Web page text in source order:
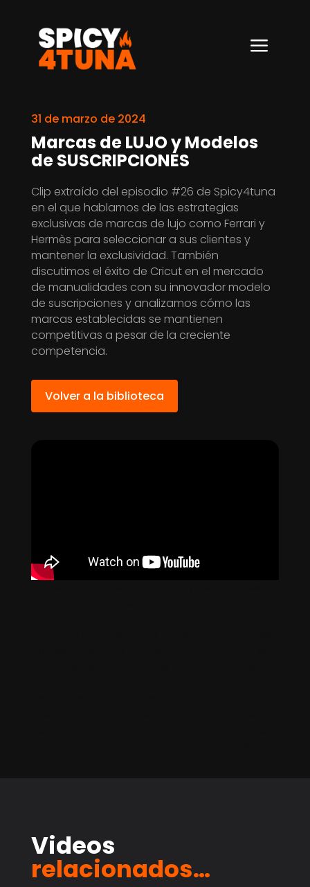
a
31 de marzo de 2024
Marcas de LUJO y Modelos
de SUSCRIPCIONES
Clip extraído del episodio #26 de Spicy4tuna
en el que hablamos de las estrategias
exclusivas de marcas de lujo como Ferrari y
Hermès para seleccionar a sus clientes y
mantener la exclusividad. También
discutimos el éxito de Cricut en el mercado
de manualidades con su innovador modelo
de suscripciones y analizamos cómo las
marcas establecidas se mantienen
competitivas a pesar de la creciente
competencia.
Volver a la biblioteca
Videos
relacionados…